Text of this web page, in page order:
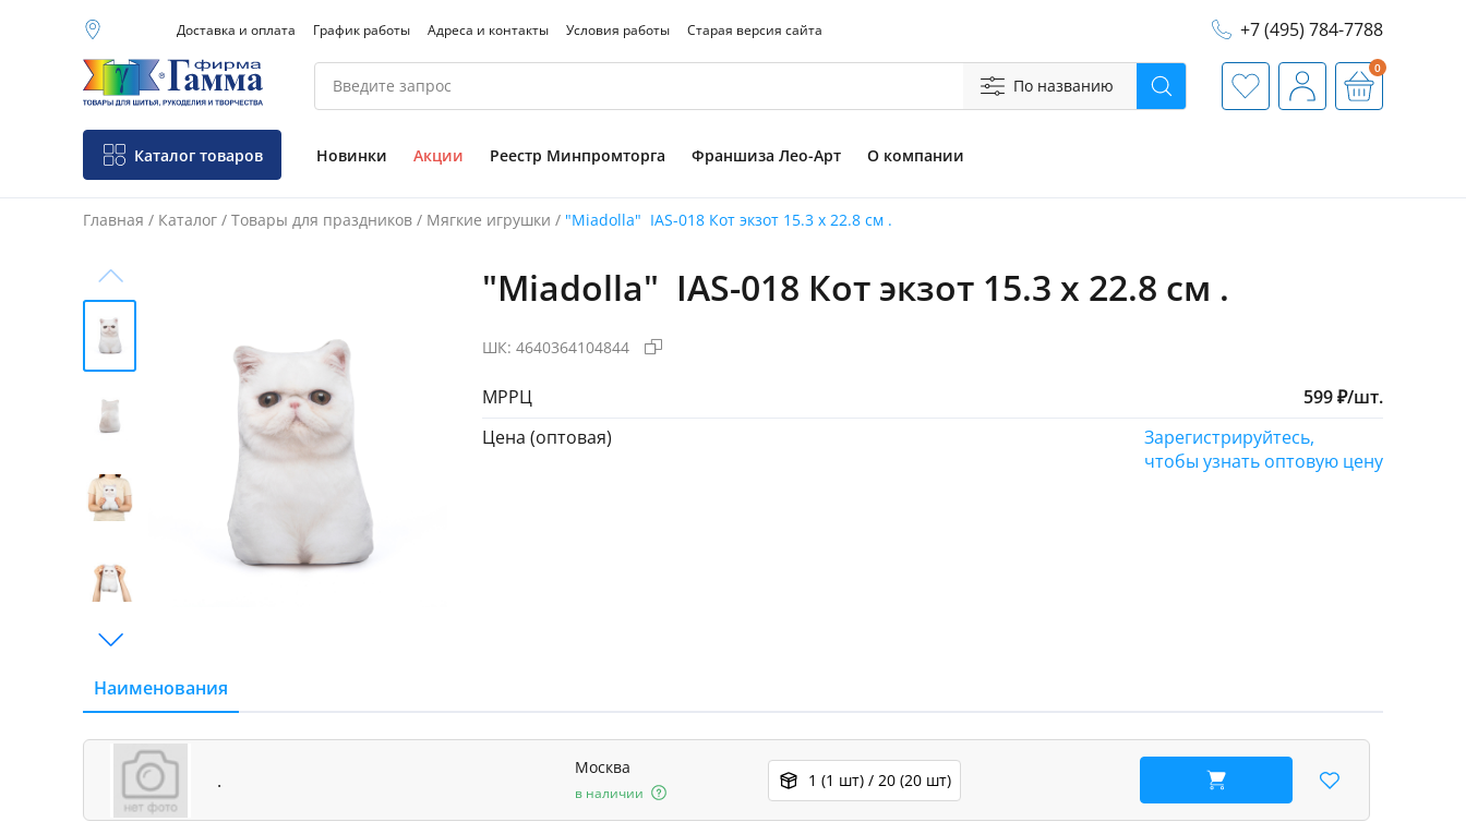
Москва (основной
склад)
Санкт-Петербург
Нижний Новгород
Доставка и оплата График работы Адреса и контакты Условия работы Старая версия сайта +7 (495) 784-7788
По названию Поиск ИзбранноеПрофильКорзина
0
Каталог товаров Новинки Акции Реестр Минпромторга Франшиза Лео-Арт О компании
Главная / Каталог / Товары для праздников / Мягкие игрушки / "Miadolla" IAS-018 Кот экзот 15.3 х 22.8 см .
Фото товара
"Miadolla" IAS-018 Кот экзот 15.3 х 22.8 см .
ШК: 4640364104844
МРРЦ 599₽/шт.
Цена (оптовая)
Зарегистрируйтесь,
чтобы узнать оптовую цену
Наименования
.
Москва
в наличии
1 (1 шт) / 20 (20 шт) В корзину